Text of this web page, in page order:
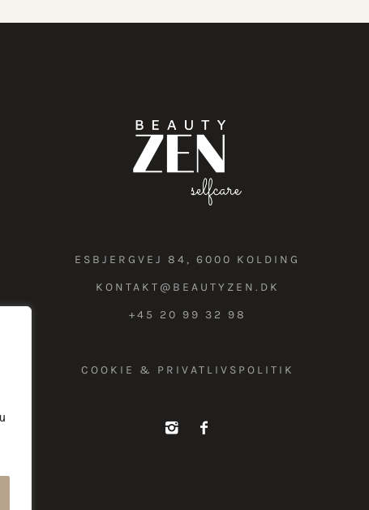
ESBJERGVEJ 84, 6000 KOLDING
KONTAKT@BEAUTYZEN.DK
+45 20 99 32 98
COOKIE & PRIVATLIVSPOLITIK